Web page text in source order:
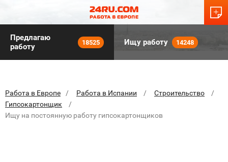
Предлагаю
работу
18525 Ищу работу 14248
Работа в Европе Работа в Испании
Строительство
Гипсокартонщик
Ищу на постоянную работу гипсокартонщиков